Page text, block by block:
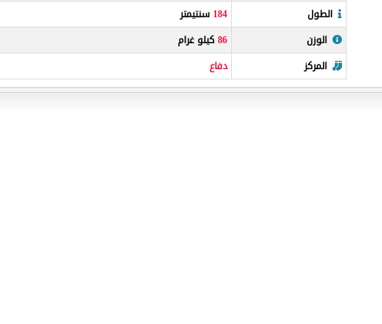
الطول
184 سنتيمتر
الوزن
86كيلو غرام
المركز
دفاع